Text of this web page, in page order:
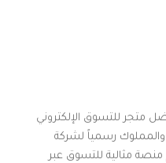
متجر للتسوق الإلكتروني
والمملوك رسمياً لشركة
مثالية للتسوق عبر